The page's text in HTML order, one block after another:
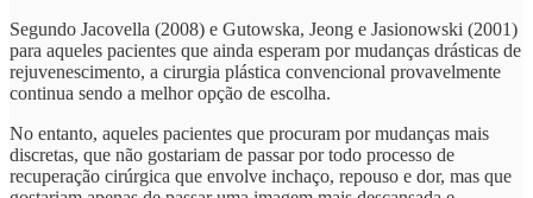
Segundo Jacovella (2008) e Gutowska, Jeong e Jasionowski (2001)
para aqueles pacientes que ainda esperam por mudanças drásticas de
rejuvenescimento, a cirurgia plástica convencional provavelmente
continua sendo a melhor opção de escolha.
No entanto, aqueles pacientes que procuram por mudanças mais
discretas, que não gostariam de passar por todo processo de
recuperação cirúrgica que envolve inchaço, repouso e dor, mas que